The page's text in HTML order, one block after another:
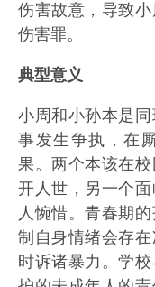
伤害故意，导致
伤害罪。
典型意义
小周和小孙本是
事发生争执，在
果。两个本该在
开人世，另一个
人惋惜。青春期
制自身情绪会存
时诉诸暴力。学